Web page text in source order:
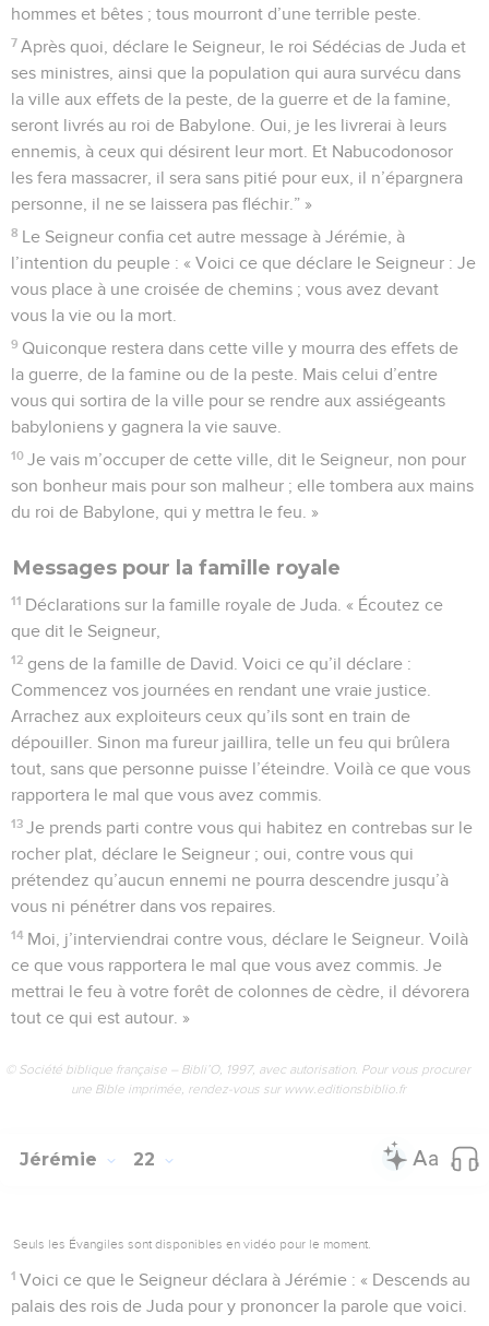
hommes et bêtes ; tous mourront d’une terrible peste.
7 Après quoi, déclare le Seigneur, le roi Sédécias de Juda et
ses ministres, ainsi que la population qui aura survécu dans
la ville aux effets de la peste, de la guerre et de la famine,
seront livrés au roi de Babylone. Oui, je les livrerai à leurs
ennemis, à ceux qui désirent leur mort. Et Nabucodonosor
les fera massacrer, il sera sans pitié pour eux, il n’épargnera
personne, il ne se laissera pas fléchir.” »
8 Le Seigneur confia cet autre message à Jérémie, à
l’intention du peuple : « Voici ce que déclare le Seigneur : Je
vous place à une croisée de chemins ; vous avez devant
vous la vie ou la mort.
9 Quiconque restera dans cette ville y mourra des effets de
la guerre, de la famine ou de la peste. Mais celui d’entre
vous qui sortira de la ville pour se rendre aux assiégeants
babyloniens y gagnera la vie sauve.
10 Je vais m’occuper de cette ville, dit le Seigneur, non pour
son bonheur mais pour son malheur ; elle tombera aux mains
du roi de Babylone, qui y mettra le feu. »
Messages pour la famille royale
11 Déclarations sur la famille royale de Juda. « Écoutez ce
que dit le Seigneur,
12 gens de la famille de David. Voici ce qu’il déclare :
Commencez vos journées en rendant une vraie justice.
Arrachez aux exploiteurs ceux qu’ils sont en train de
dépouiller. Sinon ma fureur jaillira, telle un feu qui brûlera
tout, sans que personne puisse l’éteindre. Voilà ce que vous
rapportera le mal que vous avez commis.
13 Je prends parti contre vous qui habitez en contrebas sur le
rocher plat, déclare le Seigneur ; oui, contre vous qui
prétendez qu’aucun ennemi ne pourra descendre jusqu’à
vous ni pénétrer dans vos repaires.
14 Moi, j’interviendrai contre vous, déclare le Seigneur. Voilà
ce que vous rapportera le mal que vous avez commis. Je
mettrai le feu à votre forêt de colonnes de cèdre, il dévorera
tout ce qui est autour. »
© Société biblique française – Bibli’O, 1997, avec autorisation. Pour vous procurer
une Bible imprimée, rendez-vous sur www.editionsbiblio.fr
Jérémie 22
Seuls les Évangiles sont disponibles en vidéo pour le moment.
1 Voici ce que le Seigneur déclara à Jérémie : « Descends au
palais des rois de Juda pour y prononcer la parole que voici.